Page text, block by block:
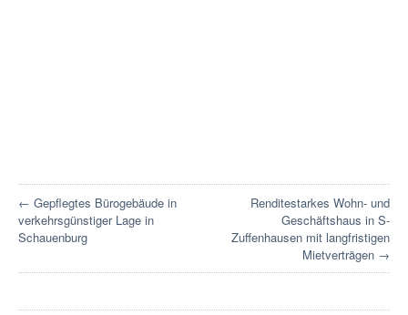
← Gepflegtes Bürogebäude in
verkehrsgünstiger Lage in
Schauenburg
Renditestarkes Wohn- und
Geschäftshaus in S-
Zuffenhausen mit langfristigen
Mietverträgen →